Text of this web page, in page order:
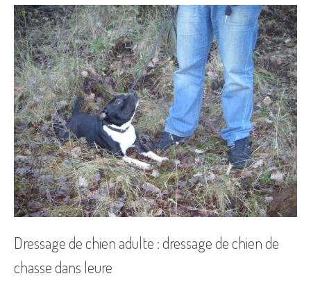
Dressage de chien adulte : dressage de chien de
chasse dans leure